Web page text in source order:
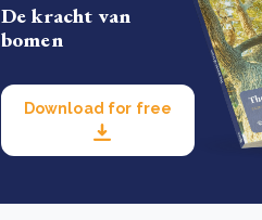
De kracht van
bomen
Download for free